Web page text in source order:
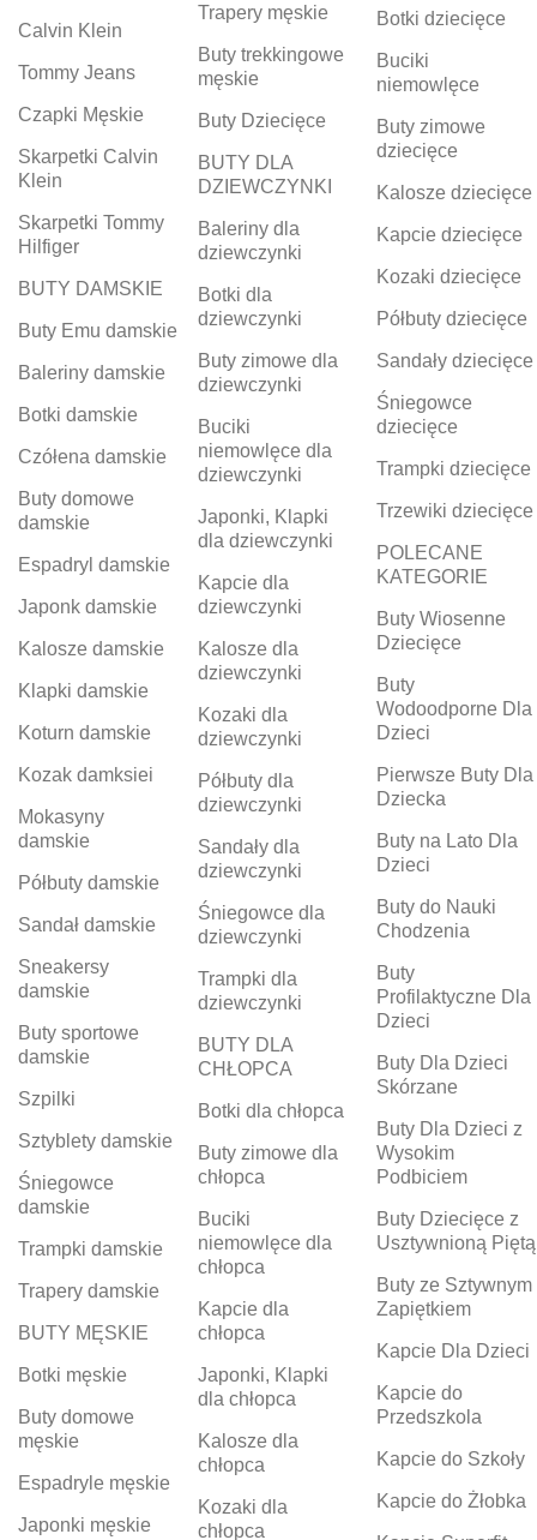
Calvin Klein
Tommy Jeans
Czapki Męskie
Skarpetki Calvin
Klein
Skarpetki Tommy
Hilfiger
BUTY DAMSKIE
Buty Emu damskie
Baleriny damskie
Botki damskie
Czółena damskie
Buty domowe
damskie
Espadryl damskie
Japonk damskie
Kalosze damskie
Klapki damskie
Koturn damskie
Kozak damksiei
Mokasyny
damskie
Półbuty damskie
Sandał damskie
Sneakersy
damskie
Buty sportowe
damskie
Szpilki
Sztyblety damskie
Śniegowce
damskie
Trampki damskie
Trapery damskie
BUTY MĘSKIE
Botki męskie
Buty domowe
męskie
Espadryle męskie
Japonki męskie
Trapery męskie
Buty trekkingowe
męskie
Buty Dziecięce
BUTY DLA
DZIEWCZYNKI
Baleriny dla
dziewczynki
Botki dla
dziewczynki
Buty zimowe dla
dziewczynki
Buciki
niemowlęce dla
dziewczynki
Japonki, Klapki
dla dziewczynki
Kapcie dla
dziewczynki
Kalosze dla
dziewczynki
Kozaki dla
dziewczynki
Półbuty dla
dziewczynki
Sandały dla
dziewczynki
Śniegowce dla
dziewczynki
Trampki dla
dziewczynki
BUTY DLA
CHŁOPCA
Botki dla chłopca
Buty zimowe dla
chłopca
Buciki
niemowlęce dla
chłopca
Kapcie dla
chłopca
Japonki, Klapki
dla chłopca
Kalosze dla
chłopca
Kozaki dla
chłopca
Botki dziecięce
Buciki
niemowlęce
Buty zimowe
dziecięce
Kalosze dziecięce
Kapcie dziecięce
Kozaki dziecięce
Półbuty dziecięce
Sandały dziecięce
Śniegowce
dziecięce
Trampki dziecięce
Trzewiki dziecięce
POLECANE
KATEGORIE
Buty Wiosenne
Dziecięce
Buty
Wodoodporne Dla
Dzieci
Pierwsze Buty Dla
Dziecka
Buty na Lato Dla
Dzieci
Buty do Nauki
Chodzenia
Buty
Profilaktyczne Dla
Dzieci
Buty Dla Dzieci
Skórzane
Buty Dla Dzieci z
Wysokim
Podbiciem
Buty Dziecięce z
Usztywnioną Piętą
Buty ze Sztywnym
Zapiętkiem
Kapcie Dla Dzieci
Kapcie do
Przedszkola
Kapcie do Szkoły
Kapcie do Żłobka